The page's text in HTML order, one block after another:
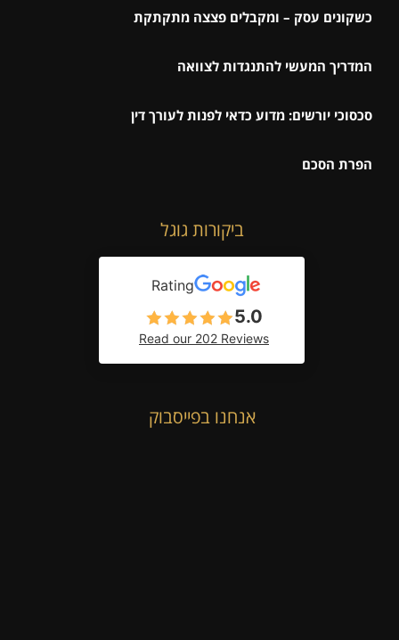
כשקונים עסק – ומקבלים פצצה מתקתקת
המדריך המעשי להתנגדות לצוואה
סכסוכי יורשים: מדוע כדאי לפנות לעורך דין
הפרת הסכם
ביקורות גוגל
Rating
5.0
Read our 202 Reviews
אנחנו בפייסבוק